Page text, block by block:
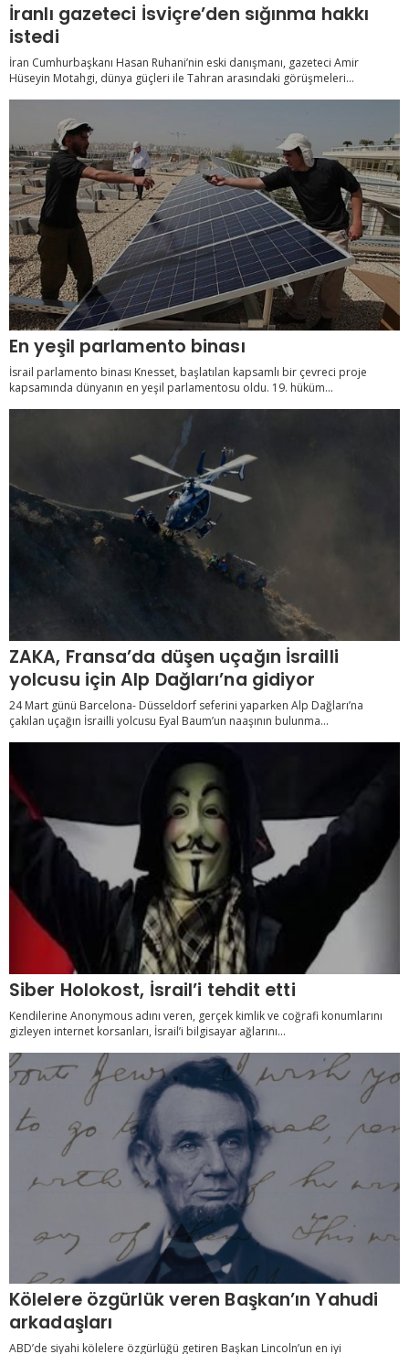
İranlı gazeteci İsviçre’den sığınma hakkı
istedi
İran Cumhurbaşkanı Hasan Ruhani’nin eski danışmanı, gazeteci Amir
Hüseyin Motahgi, dünya güçleri ile Tahran arasındaki görüşmeleri...
En yeşil parlamento binası
İsrail parlamento binası Knesset, başlatılan kapsamlı bir çevreci proje
kapsamında dünyanın en yeşil parlamentosu oldu. 19. hüküm...
ZAKA, Fransa’da düşen uçağın İsrailli
yolcusu için Alp Dağları’na gidiyor
24 Mart günü Barcelona- Düsseldorf seferini yaparken Alp Dağları’na
çakılan uçağın İsrailli yolcusu Eyal Baum’un naaşının bulunma...
Siber Holokost, İsrail’i tehdit etti
Kendilerine Anonymous adını veren, gerçek kimlik ve coğrafi konumlarını
gizleyen internet korsanları, İsrail’i bilgisayar ağlarını...
Kölelere özgürlük veren Başkan’ın Yahudi
arkadaşları
ABD’de siyahi kölelere özgürlüğü getiren Başkan Lincoln’un en iyi